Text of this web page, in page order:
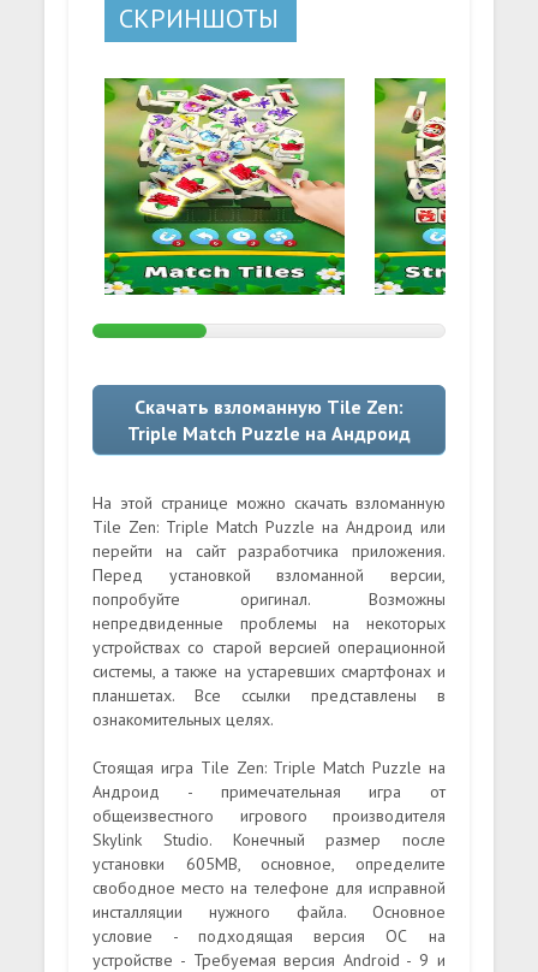
СКРИНШОТЫ
Скачать взломанную Tile Zen:
Triple Match Puzzle на Андроид
На этой странице можно скачать взломанную
Tile Zen: Triple Match Puzzle на Андроид или
перейти на сайт разработчика приложения.
Перед установкой взломанной версии,
попробуйте оригинал. Возможны
непредвиденные проблемы на некоторых
устройствах со старой версией операционной
системы, а также на устаревших смартфонах и
планшетах. Все ссылки представлены в
ознакомительных целях.
Стоящая игра Tile Zen: Triple Match Puzzle на
Андроид - примечательная игра от
общеизвестного игрового производителя
Skylink Studio. Конечный размер после
установки 605MB, основное, определите
свободное место на телефоне для исправной
инсталляции нужного файла. Основное
условие - подходящая версия ОС на
устройстве - Требуемая версия Android - 9 и